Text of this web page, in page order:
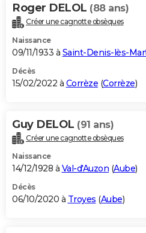
Roger DELOL (88 ans)
Créer une cagnotte obsèques
Naissance
09/11/1933 à Saint-Denis-lès-
Décès
15/02/2022 à Corrèze (Corrèze)
Guy DELOL (91 ans)
Créer une cagnotte obsèques
Naissance
14/12/1928 à Val-d'Auzon (Aube)
Décès
06/10/2020 à Troyes (Aube)